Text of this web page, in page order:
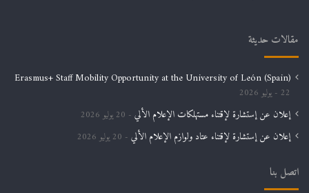
مقالات حديثة
Erasmus+ Staff Mobility Opportunity at the University of León (Spain)
22 يوليو 2026
إعلان عن إستشارة لإقتناء مستهلكات الإعلام الألي 20 يوليو 2026
إعلان عن إستشارة لإقتناء عتاد ولوازم الإعلام الألي 20 يوليو 2026
اتصل بنا